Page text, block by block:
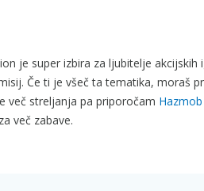
je super izbira za ljubitelje
Če ti je všeč ta tematika, moraš
več streljanja pa priporočam Hazmob
za več zabave.